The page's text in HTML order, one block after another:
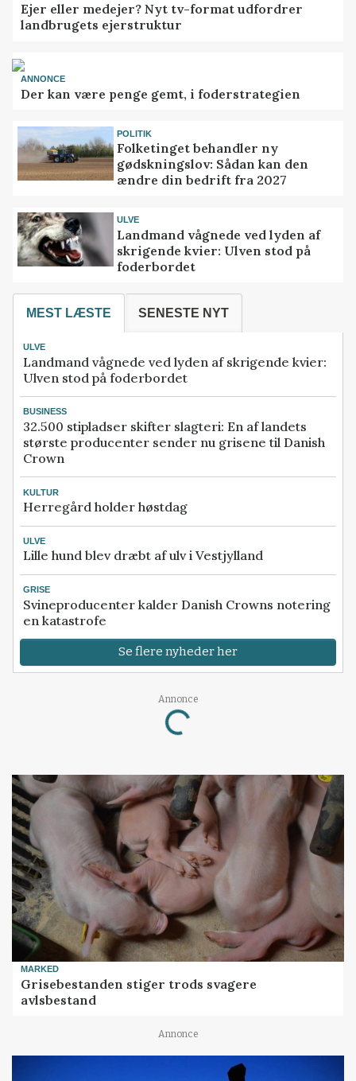
Ejer eller medejer? Nyt tv-format udfordrer
landbrugets ejerstruktur
ANNONCE
Der kan være penge gemt, i foderstrategien
POLITIK
Folketinget behandler ny
gødskningslov: Sådan kan den
ændre din bedrift fra 2027
ULVE
Landmand vågnede ved lyden af
skrigende kvier: Ulven stod på
foderbordet
MEST LÆSTE SENESTE NYT
ULVE
Landmand vågnede ved lyden af skrigende kvier:
Ulven stod på foderbordet
BUSINESS
32.500 stipladser skifter slagteri: En af landets
største producenter sender nu grisene til Danish
Crown
KULTUR
Herregård holder høstdag
ULVE
Lille hund blev dræbt af ulv i Vestjylland
GRISE
Svineproducenter kalder Danish Crowns notering
en katastrofe
Se flere nyheder her
Annonce
Loading...
MARKED
Grisebestanden stiger trods svagere
avlsbestand
Annonce